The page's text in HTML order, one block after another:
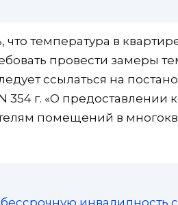
что температура в
провести замеры
ссылаться на
354 г. «О
помещений в
инвалидность с